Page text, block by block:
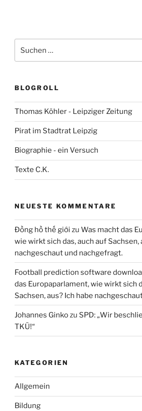
nach:
BLOGROLL
Thomas Köhler - Leipziger Zeitung
Pirat im Stadtrat Leipzig
Biographie - ein Versuch
Texte C.K.
NEUESTE KOMMENTARE
Đồng hồ thế giới zu Was macht das
wie wirkt sich das, auch auf Sachsen,
nachgeschaut und nachgefragt.
Football prediction software
das Europaparlament, wie wirkt sich
Sachsen, aus? Ich habe
Johannes Ginkozu SPD: „Wir
TKÜ!“
KATEGORIEN
Allgemein
Bildung